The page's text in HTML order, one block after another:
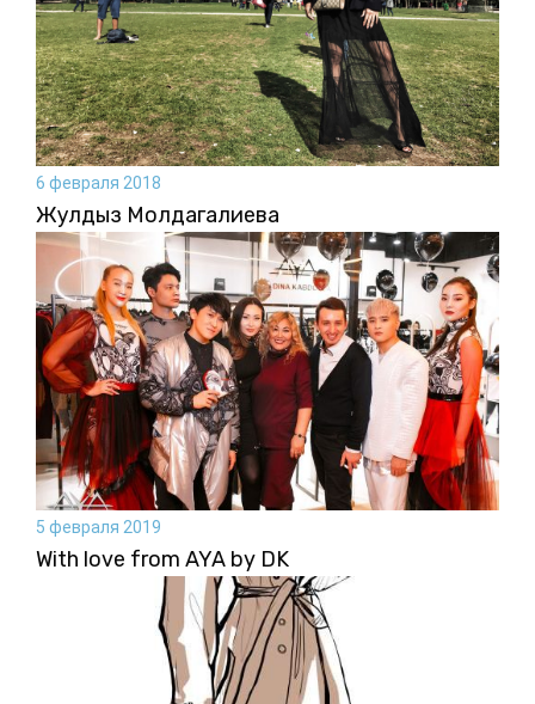
6 февраля 2018
Жулдыз Молдагалиева
5 февраля 2019
With love from AYA by DK